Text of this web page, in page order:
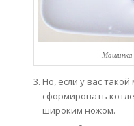
Машинка
Но, если у вас
сформировать
широким ножом.